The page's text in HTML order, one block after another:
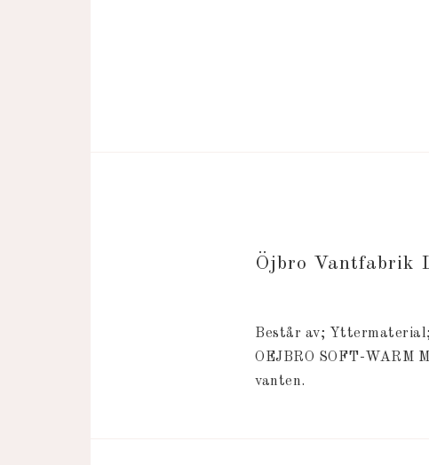
Öjbro Vantfabrik
Består av; Yttermaterial;
OEJBRO SOFT-WARM
vanten.